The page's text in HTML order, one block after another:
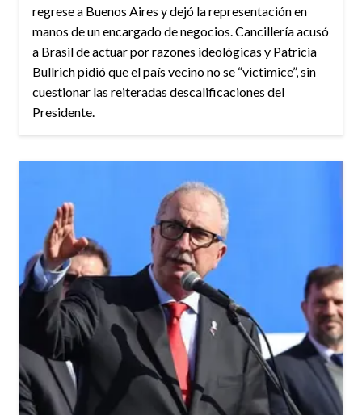
regrese a Buenos Aires y dejó la representación en
manos de un encargado de negocios. Cancillería acusó
a Brasil de actuar por razones ideológicas y Patricia
Bullrich pidió que el país vecino no se “victimice”, sin
cuestionar las reiteradas descalificaciones del
Presidente.